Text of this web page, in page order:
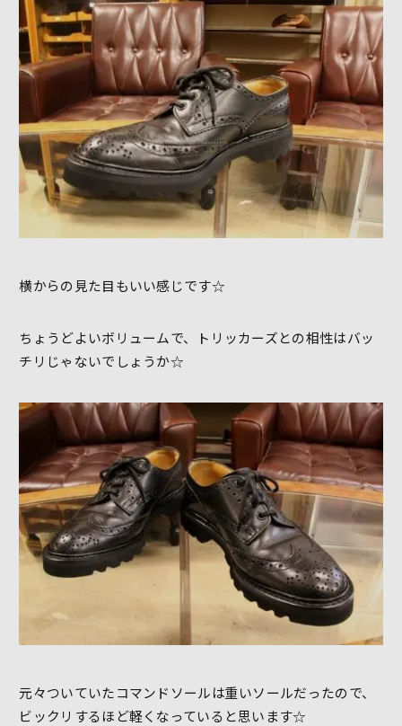
横からの見た目もいい感じです☆
ちょうどよいボリュームで、トリッカーズとの相性はバッ
チリじゃないでしょうか☆
元々ついていたコマンドソールは重いソールだったので、
ビックリするほど軽くなっていると思います☆